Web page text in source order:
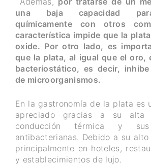
una baja capacidad
químicamente con otros
característica impide que la
oxide. Por otro lado, es
que la plata, al igual que el oro,
bacteriostático, es decir,
de microorganismos.
En la gastronomía de la plata es
apreciado gracias a su alta
conducción térmica y sus
antibacterianas. Debido a su
principalmente en hoteles,
y establecimientos de lujo.